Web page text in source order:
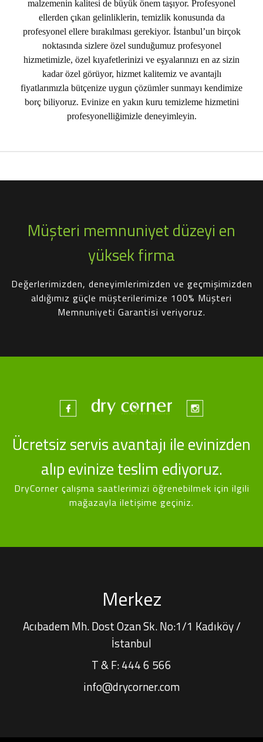
malzemenin kalitesi de büyük önem taşıyor. Profesyonel
ellerden çıkan gelinliklerin, temizlik konusunda da
profesyonel ellere bırakılması gerekiyor. İstanbul’un birçok
noktasında sizlere özel sunduğumuz profesyonel
hizmetimizle, özel kıyafetlerinizi ve eşyalarınızı en az sizin
kadar özel görüyor, hizmet kalitemiz ve avantajlı
fiyatlarımızla bütçenize uygun çözümler sunmayı kendimize
borç biliyoruz. Evinize en yakın kuru temizleme hizmetini
profesyonelliğimizle deneyimleyin.
Müşteri memnuniyet düzeyi en
yüksek firma
Değerlerimizden, deneyimlerimizden ve geçmişimizden
aldığımız güçle müşterilerimize 100% Müşteri
Memnuniyeti Garantisi veriyoruz.
Ücretsiz servis avantajı ile evinizden
alıp evinize teslim ediyoruz.
DryCorner çalışma saatlerimizi öğrenebilmek için ilgili
mağazayla iletişime geçiniz.
Merkez
Acıbadem Mh. Dost Ozan Sk. No:1/1 Kadıköy /
İstanbul
T & F:444 6 566
info@drycorner.com